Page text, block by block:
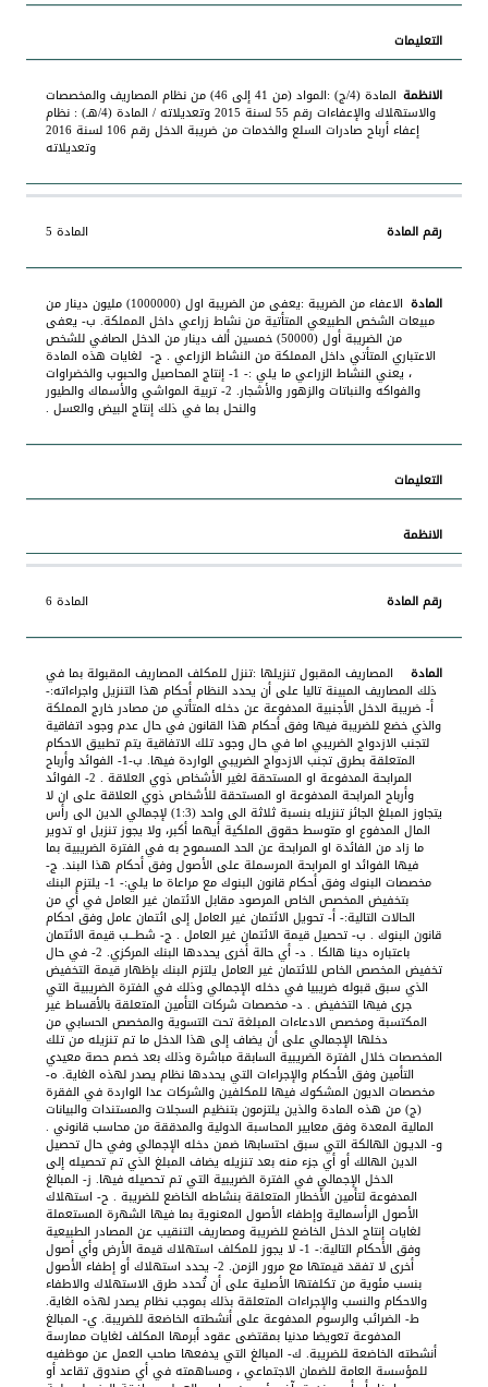
المادة (4/ج) :المواد (من 41 إلى 46) من نظام المصاريف والمخصصات
والاستهلاك والإعفاءات رقم 55 لسنة 2015 وتعديلاته / المادة (4/هـ) : نظام
إعفاء أرباح صادرات السلع والخدمات من ضريبة الدخل رقم 106 لسنة 2016
وتعديلاته
المادة 5
الاعفاء من الضريبة :يعفى من الضريبة اول (1000000) مليون دينار من
مبيعات الشخص الطبيعي المتأتية من نشاط زراعي داخل المملكة. ب‌- يعفى
من الضريبة أول (50000) خمسين ألف دينار من الدخل الصافي للشخص
الاعتباري المتأتي داخل المملكة من النشاط الزراعي . ج- ‌ لغايات هذه المادة
، يعني النشاط الزراعي ما يلي :- 1- إنتاج المحاصيل والحبوب والخضراوات
والفواكه والنباتات والزهور والأشجار. 2- تربية المواشي والأسماك والطيور
والنحل بما في ذلك إنتاج البيض والعسل .
المادة 6
المصاريف المقبول تنزيلها :تنزل للمكلف المصاريف المقبولة بما في
ذلك المصاريف المبينة تاليا على أن يحدد النظام أحكام هذا التنزيل واجراءاته:-
أ- ضريبة الدخل الأجنبية المدفوعة عن دخله المتأتي من مصادر خارج المملكة
والذي خضع للضريبة فيها وفق أحكام هذا القانون في حال عدم وجود اتفاقية
لتجنب الازدواج الضريبي اما في حال وجود تلك الاتفاقية يتم تطبيق الاحكام
المتعلقة بطرق تجنب الازدواج الضريبي الواردة فيها. ب-1- الفوائد وأرباح
المرابحة المدفوعة او المستحقة لغير الأشخاص ذوي العلاقة . 2- الفوائد
وأرباح المرابحة المدفوعة او المستحقة للأشخاص ذوي العلاقة على ان لا
يتجاوز المبلغ الجائز تنزيله بنسبة ثلاثة الى واحد (1:3) لإجمالي الدين الى رأس
المال المدفوع او متوسط حقوق الملكية أيهما أكبر، ولا يجوز تنزيل او تدوير
ما زاد من الفائدة او المرابحة عن الحد المسموح به في الفترة الضريبية بما
فيها الفوائد او المرابحة المرسملة على الأصول وفق أحكام هذا البند. ج-
مخصصات البنوك وفق أحكام قانون البنوك مع مراعاة ما يلي:- 1- يلتزم البنك
بتخفيض المخصص الخاص المرصود مقابل الائتمان غير العامل في أي من
الحالات التالية:- أ- تحويل الائتمان غير العامل إلى ائتمان عامل وفق احكام
قانون البنوك . ب- تحصيل قيمة الائتمان غير العامل . ج- شطـــب قيمة الائتمان
باعتباره دينا هالكا . د- أي حالة أخرى يحددها البنك المركزي. 2- في حال
تخفيض المخصص الخاص للائتمان غير العامل يلتزم البنك بإظهار قيمة التخفيض
الذي سبق قبوله ضريبيا في دخله الإجمالي وذلك في الفترة الضريبية التي
جرى فيها التخفيض . د- مخصصات شركات التأمين المتعلقة بالأقساط غير
المكتسبة ومخصص الادعاءات المبلغة تحت التسوية والمخصص الحسابي من
دخلها الإجمالي على أن يضاف إلى هذا الدخل ما تم تنزيله من تلك
المخصصات خلال الفترة الضريبية السابقة مباشرة وذلك بعد خصم حصة معيدي
التأمين وفق الأحكام والإجراءات التي يحددها نظام يصدر لهذه الغاية. ه-
مخصصات الديون المشكوك فيها للمكلفين والشركات عدا الواردة في الفقرة
(ج) من هذه المادة والذين يلتزمون بتنظيم السجلات والمستندات والبيانات
المالية المعدة وفق معايير المحاسبة الدولية والمدققة من محاسب قانوني .
و- الديـون الهالكة التي سبق احتسابها ضمن دخله الإجمالي وفي حال تحصيل
الدين الهالك أو أي جزء منه بعد تنزيله يضاف المبلغ الذي تم تحصيله إلى
الدخل الإجمالي في الفترة الضريبية التي تم تحصيله فيها. ز- المبالغ
المدفوعة لتأمين الأخطار المتعلقة بنشاطه الخاضع للضريبة . ح- استهلاك
الأصول الرأسمالية وإطفاء الأصول المعنوية بما فيها الشهرة المستعملة
لغايات إنتاج الدخل الخاضع للضريبة ومصاريف التنقيب عن المصادر الطبيعية
وفق الأحكام التالية:- 1- لا يجوز للمكلف استهلاك قيمة الأرض وأي أصول
أخرى لا تفقد قيمتها مع مرور الزمن. 2- يحدد استهلاك أو إطفاء الأصول
بنسب مئوية من تكلفتها الأصلية على أن تُحدد طرق الاستهلاك والاطفاء
والاحكام والنسب والإجراءات المتعلقة بذلك بموجب نظام يصدر لهذه الغاية.
ط- الضرائب والرسوم المدفوعة على أنشطته الخاضعة للضريبة. ي- المبالغ
المدفوعة تعويضا مدنيا بمقتضى عقود أبرمها المكلف لغايات ممارسة
أنشطته الخاضعة للضريبة. ك- المبالغ التي يدفعها صاحب العمل عن موظفيه
للمؤسسة العامة للضمان الاجتماعي ، ومساهمته في أي صندوق تقاعد أو